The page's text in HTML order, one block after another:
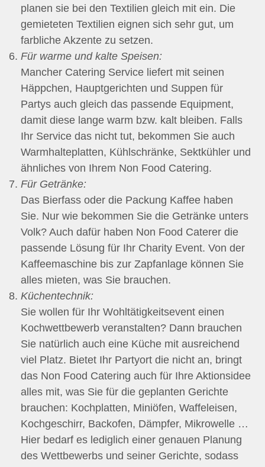
planen sie bei den Textilien gleich mit ein. Die
gemieteten Textilien eignen sich sehr gut, um
farbliche Akzente zu setzen.
Für warme und kalte Speisen:
Mancher Catering Service liefert mit seinen
Häppchen, Hauptgerichten und Suppen für
Partys auch gleich das passende Equipment,
damit diese lange warm bzw. kalt bleiben. Falls
Ihr Service das nicht tut, bekommen Sie auch
Warmhalteplatten, Kühlschränke, Sektkühler und
ähnliches von Ihrem Non Food Catering.
Für Getränke:
Das Bierfass oder die Packung Kaffee haben
Sie. Nur wie bekommen Sie die Getränke unters
Volk? Auch dafür haben Non Food Caterer die
passende Lösung für Ihr Charity Event. Von der
Kaffeemaschine bis zur Zapfanlage können Sie
alles mieten, was Sie brauchen.
Küchentechnik:
Sie wollen für Ihr Wohltätigkeitsevent einen
Kochwettbewerb veranstalten? Dann brauchen
Sie natürlich auch eine Küche mit ausreichend
viel Platz. Bietet Ihr Partyort die nicht an, bringt
das Non Food Catering auch für Ihre Aktionsidee
alles mit, was Sie für die geplanten Gerichte
brauchen: Kochplatten, Miniöfen, Waffeleisen,
Kochgeschirr, Backofen, Dämpfer, Mikrowelle …
Hier bedarf es lediglich einer genauen Planung
des Wettbewerbs und seiner Gerichte, sodass